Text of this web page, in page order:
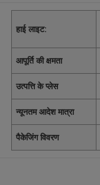
हाई लाइट:
आपूर्ति की क्षमता
उत्पत्ति के प्लेस
न्यूनतम आदेश मात्रा
पैकेजिंग विवरण